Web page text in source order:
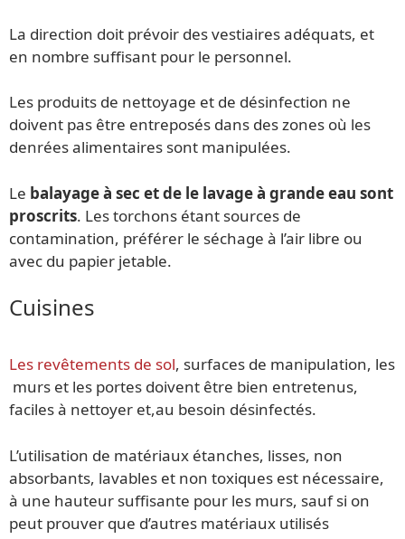
La direction doit prévoir des vestiaires adéquats, et
en nombre suffisant pour le personnel.
Les produits de nettoyage et de désinfection ne
doivent pas être entreposés dans des zones où les
denrées alimentaires sont manipulées.
Le balayage à sec et de le lavage à grande eau sont
proscrits. Les torchons étant sources de
contamination, préférer le séchage à l’air libre ou
avec du papier jetable.
Cuisines
Les revêtements de sol, surfaces de manipulation, les
murs et les portes doivent être bien entretenus,
faciles à nettoyer et,au besoin désinfectés.
L’utilisation de matériaux étanches, lisses, non
absorbants, lavables et non toxiques est nécessaire,
à une hauteur suffisante pour les murs, sauf si on
peut prouver que d’autres matériaux utilisés